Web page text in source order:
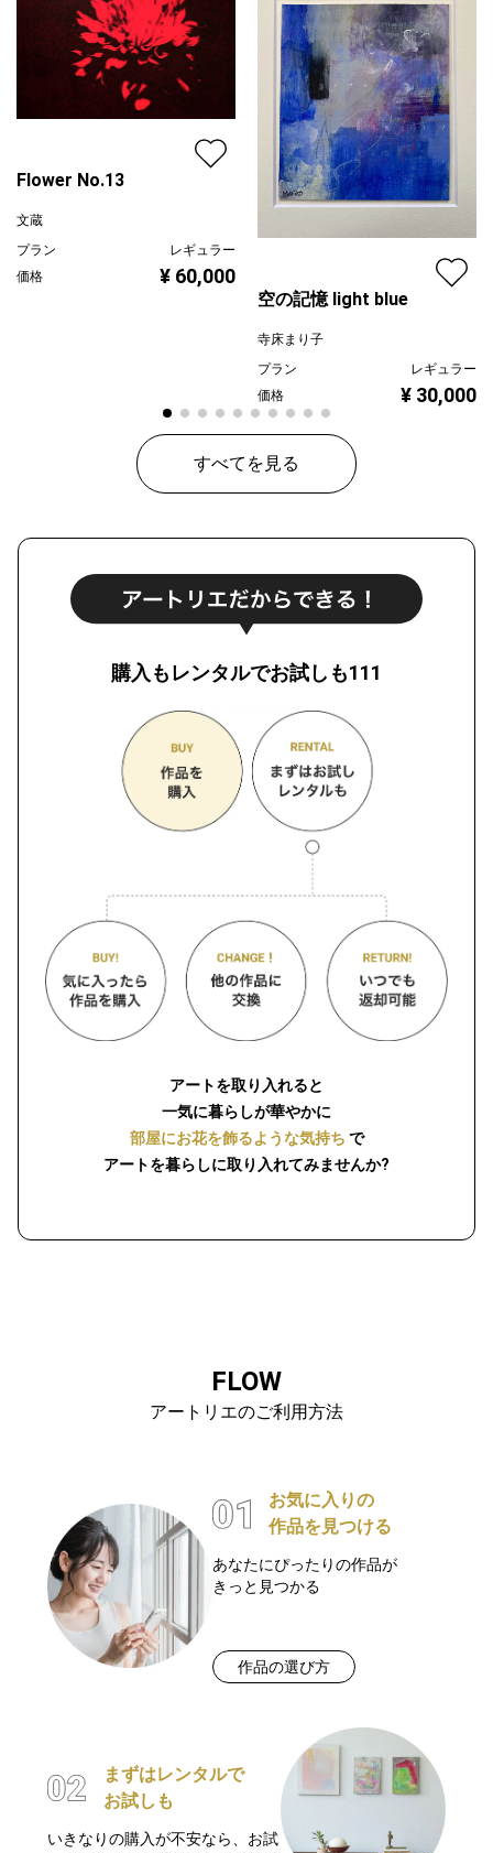
Flower No.13
文蔵
プラン
レギュラー
価格
¥ 60,000
空の記憶 light blue
寺床まり子
プラン
レギュラー
価格
¥ 30,000
すべてを見る
購入もレンタルでお試しも111
アートを取り入れると
一気に暮らしが華やかに
部屋にお花を飾るような気持ち で
アートを暮らしに取り入れてみませんか?
FLOW
アートリエのご利用方法
お気に入りの
作品を見つける
あなたにぴったりの作品が
きっと見つかる
作品の選び方
まずはレンタルで
お試しも
いきなりの購入が不安なら、お試